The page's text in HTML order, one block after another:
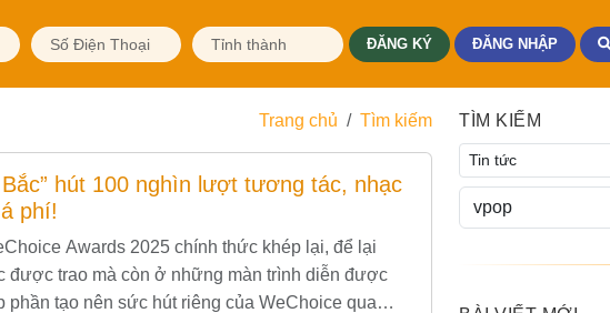
ĐĂNG KÝ ĐĂNG NHẬP
Trang chủ Tìm kiếm
hút 100 nghìn lượt tương tác, nhạc
phí!
Awards 2025 chính thức khép lại, để lại
được trao mà còn ở những màn trình diễn được
tạo nên sức hút riêng của WeChoice qua
TÌM KIẾM